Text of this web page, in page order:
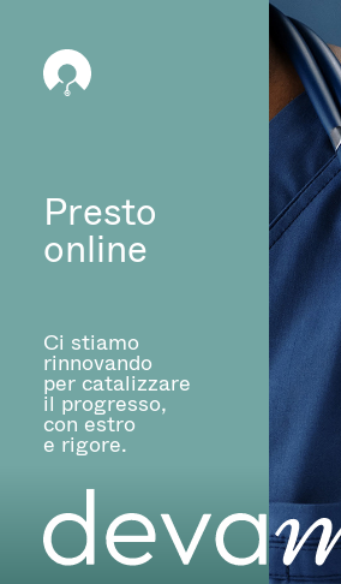
Presto
online
Ci stiamo
rinnovando
per catalizzare
il progresso,
con estro
e rigore.